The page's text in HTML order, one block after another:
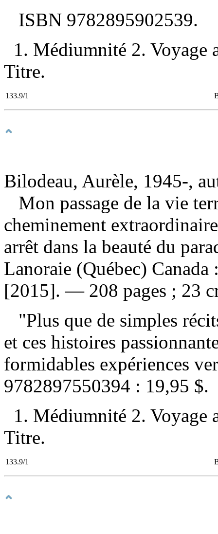
ISBN 9782895902539.
1. Médiumnité 2.
Titre.
133.9/1
Bilodeau, Aurèle, 1945-,
Mon passage de la vie
cheminement
arrêt dans la beauté du
Lanoraie (Québec)
[2015]. — 208 pages ; 23
"Plus que de simples
et ces histoires
formidables expériences
9782897550394 : 19,95 $.
1. Médiumnité 2.
Titre.
133.9/1